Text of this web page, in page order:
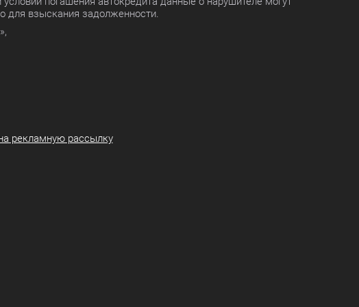
для взыскания задолженности.
рекламную рассылку